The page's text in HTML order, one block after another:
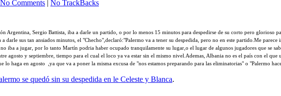
No Comments | No TrackBacks
Argentina, Sergio Battista, iba a darle un partido, o por lo menos 15 minutos para despedirse de su corto pero glorioso
sus tan ansiados minutos, el "Checho",declaró:"Palermo va a tener su despedida, pero no en este partido.Me
iba a jugar, por lo tanto Martín podria haber ocupado tranquilamente su lugar,o el lugar de algunos jugadores que se
agosto y septiembre, tiempo para el cual el loco ya va estar sin el mismo nivel.Ademas, Albania no es el país con el
haga en agosto ,ya que va a poner la misma excusa de "nos estamos preparando para las eliminatorias" o "Palermo
se quedó sin su despedida en le Celeste y Blanca.